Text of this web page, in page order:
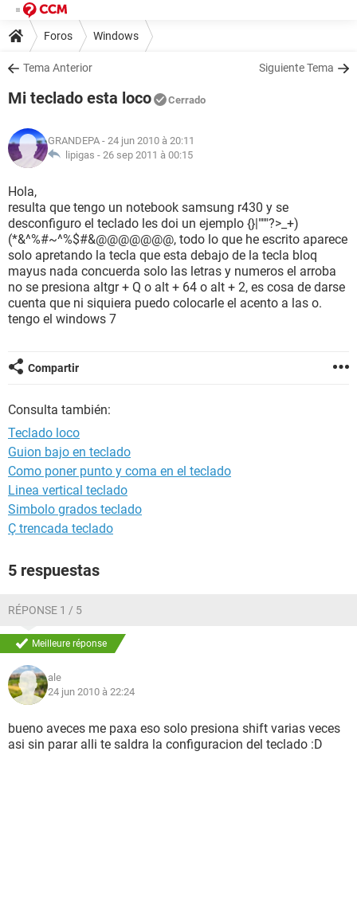
Foros Windows
Tema Anterior Siguiente Tema
Mi teclado esta loco Cerrado
GRANDEPA - 24 jun 2010 à 20:11
lipigas - 26 sep 2011 à 00:15
Hola,
resulta que tengo un notebook samsung r430 y se
desconfiguro el teclado les doi un ejemplo {}|"""?>_+)
(*&^%#~^%$#&@@@@@@@, todo lo que he escrito aparece
solo apretando la tecla que esta debajo de la tecla bloq
mayus nada concuerda solo las letras y numeros el arroba
no se presiona altgr + Q o alt + 64 o alt + 2, es cosa de darse
cuenta que ni siquiera puedo colocarle el acento a las o.
tengo el windows 7
Compartir
Consulta también:
Teclado loco
Guion bajo en teclado
Como poner punto y coma en el teclado
Linea vertical teclado
Simbolo grados teclado
Ç trencada teclado
5 respuestas
RÉPONSE 1 / 5
Meilleure réponse
ale
24 jun 2010 à 22:24
bueno aveces me paxa eso solo presiona shift varias veces
asi sin parar alli te saldra la configuracion del teclado :D